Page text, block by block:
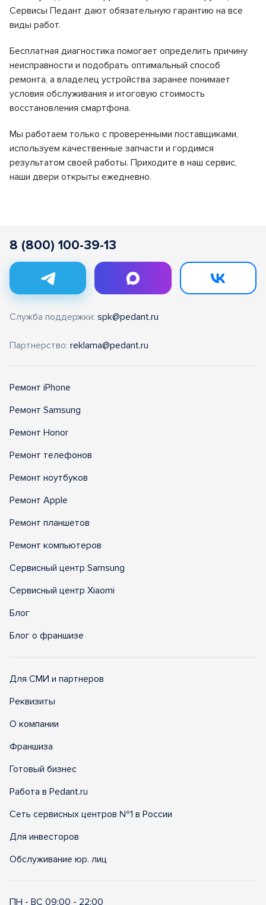
Сервисы Педант дают обязательную гарантию на все
виды работ.
Бесплатная диагностика помогает определить причину
неисправности и подобрать оптимальный способ
ремонта, а владелец устройства заранее понимает
условия обслуживания и итоговую стоимость
восстановления смартфона.
Мы работаем только с проверенными поставщиками,
используем качественные запчасти и гордимся
результатом своей работы. Приходите в наш сервис,
наши двери открыты ежедневно.
8 (800) 100-39-13
Служба поддержки: spk@pedant.ru
Партнерство: reklama@pedant.ru
Ремонт iPhone
Ремонт Samsung
Ремонт Honor
Ремонт телефонов
Ремонт ноутбуков
Ремонт Apple
Ремонт планшетов
Ремонт компьютеров
Сервисный центр Samsung
Сервисный центр Xiaomi
Блог
Блог о франшизе
Для СМИ и партнеров
Реквизиты
О компании
Франшиза
Готовый бизнес
Работа в Pedant.ru
Сеть сервисных центров №1 в России
Для инвесторов
Обслуживание юр. лиц
ПН - ВС 09:00 - 22:00